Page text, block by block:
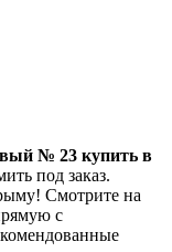
№ 23 купить в
под заказ.
Смотрите на
с